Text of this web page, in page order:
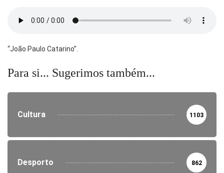
“João Paulo Catarino”.
Para si... Sugerimos também...
Cultura 1103
Desporto 862